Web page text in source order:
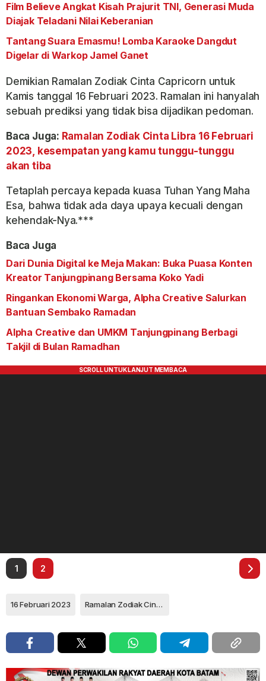
Film Believe Angkat Kisah Prajurit TNI, Generasi Muda
Diajak Teladani Nilai Keberanian
Tantang Suara Emasmu! Lomba Karaoke Dangdut
Digelar di Warkop Jamel Ganet
Demikian Ramalan Zodiak Cinta Capricorn untuk
Kamis tanggal 16 Februari 2023. Ramalan ini hanyalah
sebuah prediksi yang tidak bisa dijadikan pedoman.
Baca Juga: Ramalan Zodiak Cinta Libra 16 Februari
2023, kesempatan yang kamu tunggu-tunggu
akan tiba
Tetaplah percaya kepada kuasa Tuhan Yang Maha
Esa, bahwa tidak ada daya upaya kecuali dengan
kehendak-Nya.***
Baca Juga
Dari Dunia Digital ke Meja Makan: Buka Puasa Konten
Kreator Tanjungpinang Bersama Koko Yadi
Ringankan Ekonomi Warga, Alpha Creative Salurkan
Bantuan Sembako Ramadan
Alpha Creative dan UMKM Tanjungpinang Berbagi
Takjil di Bulan Ramadhan
1 2
16 Februari 2023 Ramalan Zodiak Cinta Capricorn